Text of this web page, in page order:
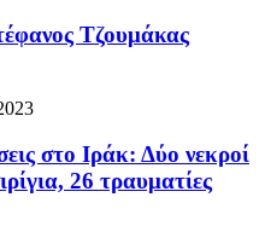
Τζουμάκας
στο Ιράκ: Δύο νεκροί
26 τραυματίες